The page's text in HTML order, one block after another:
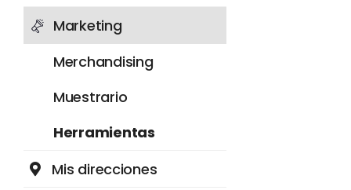
Marketing
Merchandising
Muestrario
Herramientas
Mis direcciones